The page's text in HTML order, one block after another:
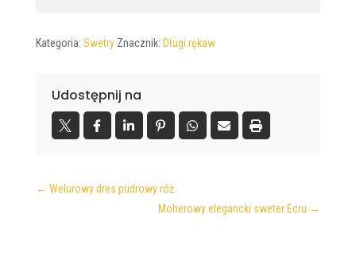
Kategoria: Swetry Znacznik: Długi rękaw
Udostępnij na
← Welurowy dres pudrowy róż
Moherowy elegancki sweter Ecru →